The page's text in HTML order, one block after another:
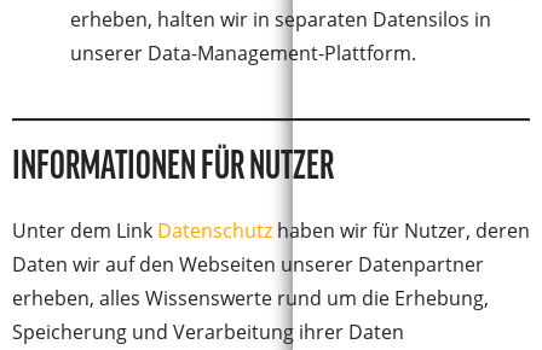
erheben, halten wir in separaten Datensilos in
unserer Data-Management-Plattform.
INFORMATIONEN FÜR NUTZER
Unter dem Link Datenschutz haben wir für Nutzer, deren
Daten wir auf den Webseiten unserer Datenpartner
erheben, alles Wissenswerte rund um die Erhebung,
Speicherung und Verarbeitung ihrer Daten